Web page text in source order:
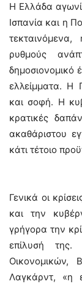
Η Ελλάδα
Ισπανία και η
ρυθμούς
δημοσιονομικό
ελλείμματα. Η
και σοφή. Η
κρατικές
ακαθάριστου
κάτι τέτοιο
Γενικά οι
και την
γρήγορα την
επίλυσή
Οικονομικών,
Λαγκάρντ, «η